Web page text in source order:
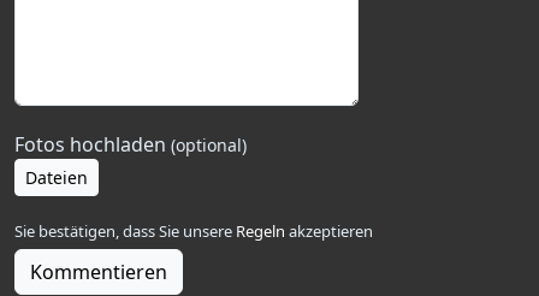
Fotos hochladen (optional)
Dateien
Sie bestätigen, dass Sie unsere Regeln akzeptieren
Kommentieren